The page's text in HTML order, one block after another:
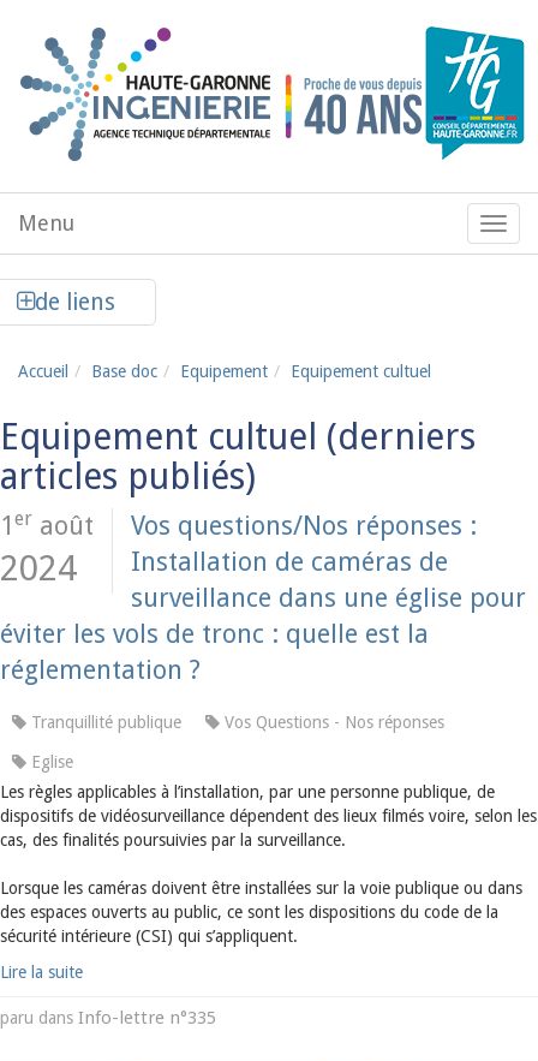
Menu
de
Menu
de liens
Accueil Base doc Equipement Equipement cultuel
Equipement cultuel
1 er août
2024
Vos questions/Nos réponses :
Installation de caméras de
surveillance dans une église pour
éviter les vols de tronc : quelle est la
réglementation ?
Tranquillité publique Vos Questions - Nos réponses
Eglise
Les règles applicables à l’installation, par une personne publique, de
dispositifs de vidéosurveillance dépendent des lieux filmés voire, selon les
cas, des finalités poursuivies par la surveillance.
Lorsque les caméras doivent être installées sur la voie publique ou dans
des espaces ouverts au public, ce sont les dispositions du code de la
sécurité intérieure (CSI) qui s’appliquent.
Lire la suite
paru dans Info-lettre n°335